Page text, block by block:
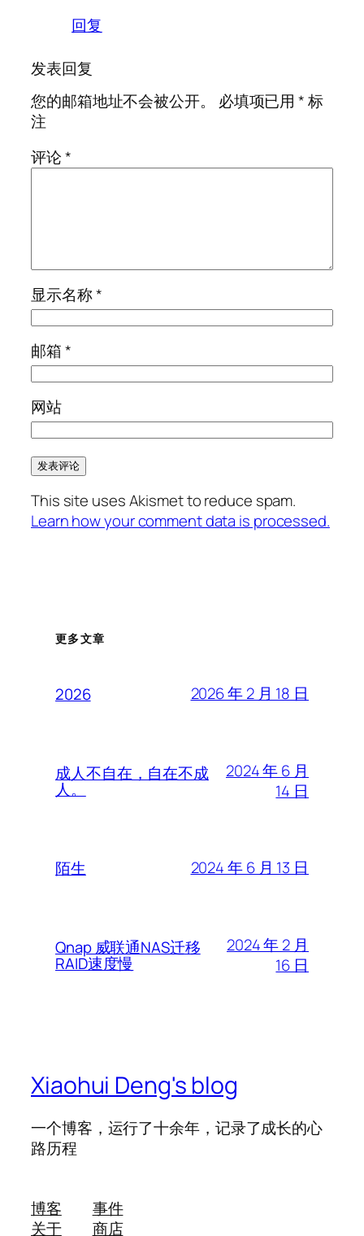
回复
发表回复
您的邮箱地址不会被公开。
必填项已用*标
注
评论*
显示名称*
邮箱*
网站
This site uses Akismet to reduce spam.
Learn how your comment data is processed.
更多文章
2026 2026 年 2 月 18 日
成人不自在，自在不成
人。
2024 年 6 月
14 日
陌生 2024 年 6 月 13 日
Qnap 威联通NAS迁移
RAID速度慢
2024 年 2 月
16 日
Xiaohui Deng's blog
一个博客，运行了十余年，记录了成长的心
路历程
博客
关于
事件
商店